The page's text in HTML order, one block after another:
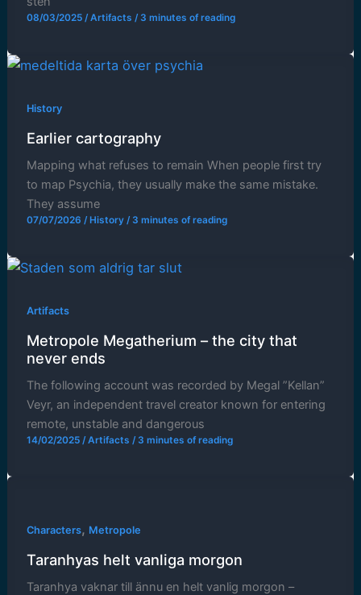
08/03/2025 /Artifacts / 3 minutes of reading
History
Earlier cartography
Mapping what refuses to remain When people first try
to map Psychia, they usually make the same mistake.
They assume
07/07/2026 /History / 3 minutes of reading
Artifacts
Metropole Megatherium – the city that
never ends
The following account was recorded by Megal ”Kellan”
Veyr, an independent travel creator known for entering
remote, unstable and dangerous
14/02/2025/Artifacts / 3 minutes of reading
Characters, Metropole
Taranhyas helt vanliga morgon
Taranhya vaknar till ännu en helt vanlig morgon –